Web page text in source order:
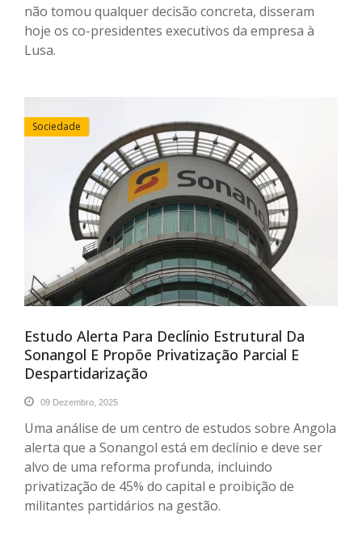
não tomou qualquer decisão concreta, disseram
hoje os co-presidentes executivos da empresa à
Lusa.
Sociedade
Estudo Alerta Para Declínio Estrutural Da
Sonangol E Propõe Privatização Parcial E
Despartidarização
09 Dezembro, 2025
Uma análise de um centro de estudos sobre Angola
alerta que a Sonangol está em declínio e deve ser
alvo de uma reforma profunda, incluindo
privatização de 45% do capital e proibição de
militantes partidários na gestão.